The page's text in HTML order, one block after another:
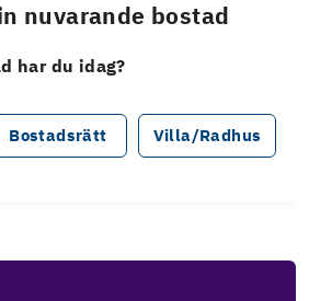
nuvarande bostad
har du idag?
Bostadsrätt Villa/Radhus